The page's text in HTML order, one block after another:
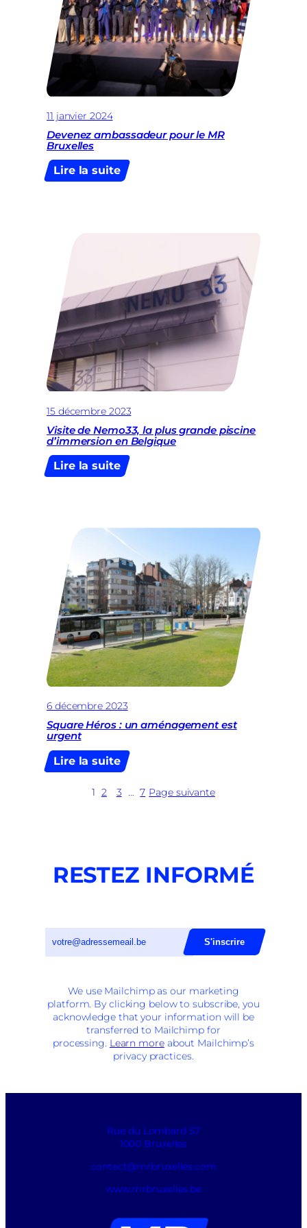
11 janvier 2024
Devenez ambassadeur pour le MR
Bruxelles
Lire la suite:
Devenez
15 décembre 2023
Visite de Nemo33, la plus grande piscine
d’immersion en Belgique
Lire la suite:
Visite
la
plus
grande
piscine
d’immersion
en
Belgique
6 décembre 2023
Square Héros : un aménagement est
urgent
Lire la suite:
Square
Héros
urgent
1 2 3 … 7 Page suivante
RESTEZ INFORMÉ
We use Mailchimp as our marketing
platform. By clicking below to subscribe, you
acknowledge that your information will be
transferred to Mailchimp for
processing. Learn moreabout Mailchimp’s
privacy practices.
Rue du Lombard 57
1000 Bruxelles
contact@mrbruxelles.com
www.mrbruxelles.be